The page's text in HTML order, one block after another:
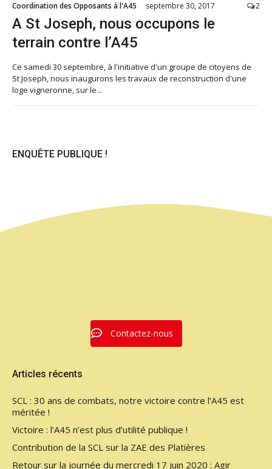
Coordination des Opposants à l'A45 septembre 30, 2017 2
A St Joseph, nous occupons le
terrain contre l’A45
Ce samedi 30 septembre, à l'initiative d'un groupe de citoyens de
St Joseph, nous inaugurons les travaux de reconstruction d'une
loge vigneronne, sur le...
ENQUÊTE PUBLIQUE !
Contactez-nous
Articles récents
SCL : 30 ans de combats, notre victoire contre l’A45 est
méritée !
Victoire : l’A45 n’est plus d’utilité publique !
Contribution de la SCL sur la ZAE des Platières
Retour sur la journée du mercredi 17 juin 2020 : Agir